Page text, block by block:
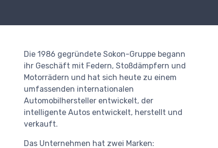
Die 1986 gegründete Sokon-Gruppe begann
ihr Geschäft mit Federn, Stoßdämpfern und
Motorrädern und hat sich heute zu einem
umfassenden internationalen
Automobilhersteller entwickelt, der
intelligente Autos entwickelt, herstellt und
verkauft.
Das Unternehmen hat zwei Marken: